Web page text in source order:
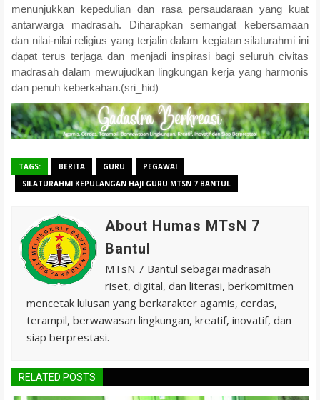
menunjukkan kepedulian dan rasa persaudaraan yang kuat
antarwarga madrasah. Diharapkan semangat kebersamaan
dan nilai-nilai religius yang terjalin dalam kegiatan silaturahmi ini
dapat terus terjaga dan menjadi inspirasi bagi seluruh civitas
madrasah dalam mewujudkan lingkungan kerja yang harmonis
dan penuh keberkahan.(sri_hid)
TAGS: BERITA GURU
PEGAWAI
SILATURAHMI KEPULANGAN HAJI GURU MTSN 7 BANTUL
About Humas MTsN 7
Bantul
MTsN 7 Bantul sebagai madrasah
riset, digital, dan literasi, berkomitmen
mencetak lulusan yang berkarakter agamis, cerdas,
terampil, berwawasan lingkungan, kreatif, inovatif, dan
siap berprestasi.
RELATED POSTS